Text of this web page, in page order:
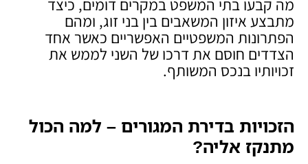
מה קבעו בתי המשפט במקרים דומים, כיצד
מתבצע איזון המשאבים בין בני זוג, ומהם
הפתרונות המשפטיים האפשריים כאשר אחד
הצדדים חוסם את דרכו של השני לממש את
זכויותיו בנכס המשותף.
הזכויות בדירת המגורים – למה הכול
מתנקז אליה?